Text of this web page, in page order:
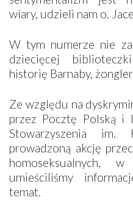
wiary, udzieli nam o.
W tym numerze nie
dziecięcej
historię Barnaby,
Ze względu na
przez Pocztę Polską i
Stowarzyszenia
prowadzoną akcję
homoseksualnych, w
umieściliśmy
temat.